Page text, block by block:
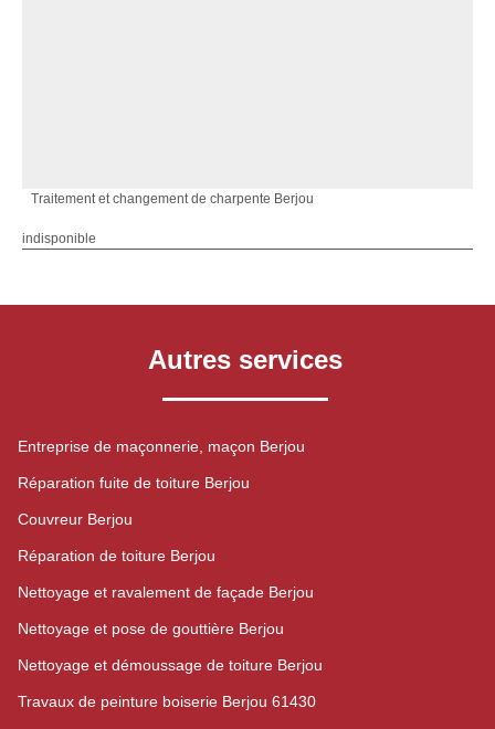
Traitement et changement de charpente Berjou
indisponible
Autres services
Entreprise de maçonnerie, maçon Berjou
Réparation fuite de toiture Berjou
Couvreur Berjou
Réparation de toiture Berjou
Nettoyage et ravalement de façade Berjou
Nettoyage et pose de gouttière Berjou
Nettoyage et démoussage de toiture Berjou
Travaux de peinture boiserie Berjou 61430